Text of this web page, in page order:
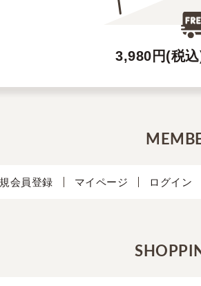
3,980円(税
会員登録 マイページ ログイン